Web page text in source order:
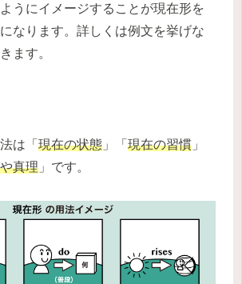
ようにイメージすることが現在形を
なります。詳しくは例文を挙げな
ます。
は「 現在の状態 」「 現在の習慣 」
真理 」です。